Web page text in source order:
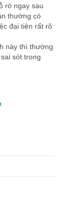
rò ngay sau
thường có
đại tiện rất rõ
này thì thường
sót trong